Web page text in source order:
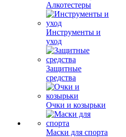
Алкотестеры
Инструменты и
уход
Защитные
средства
Очки и козырьки
Маски для спорта